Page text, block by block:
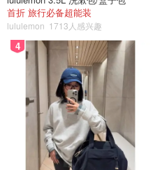
首折 旅行必备超能装
lululemon 1713人感兴趣
4